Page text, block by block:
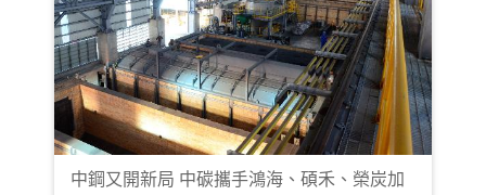
中鋼又開新局 中碳攜手鴻海、碩禾、榮炭加